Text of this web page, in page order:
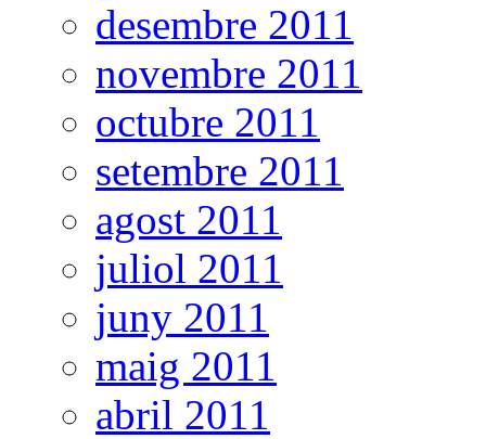
desembre 2011
novembre 2011
octubre 2011
setembre 2011
agost 2011
juliol 2011
juny 2011
maig 2011
abril 2011